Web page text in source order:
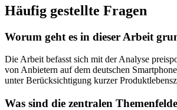
Häufig gestellte Fragen
Worum geht es in dieser Arbeit
Die Arbeit befasst sich mit der Analyse
von Anbietern auf dem deutschen
unter Berücksichtigung kurzer
Was sind die zentralen